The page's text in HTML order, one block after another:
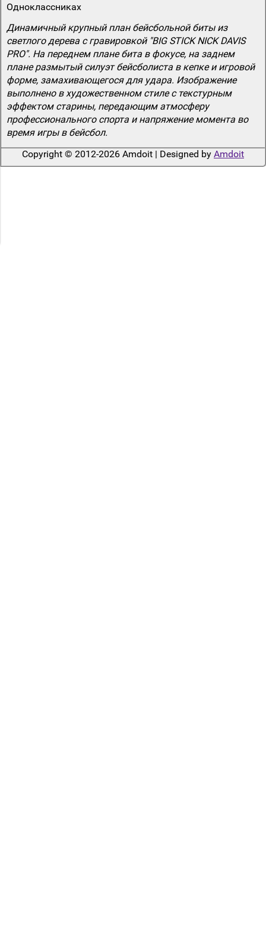
Одноклассниках
Динамичный крупный план бейсбольной биты из
светлого дерева с гравировкой "BIG STICK NICK DAVIS
PRO". На переднем плане бита в фокусе, на заднем
плане размытый силуэт бейсболиста в кепке и игровой
форме, замахивающегося для удара. Изображение
выполнено в художественном стиле с текстурным
эффектом старины, передающим атмосферу
профессионального спорта и напряжение момента во
время игры в бейсбол.
Copyright © 2012-2026 Amdoit | Designed by Amdoit